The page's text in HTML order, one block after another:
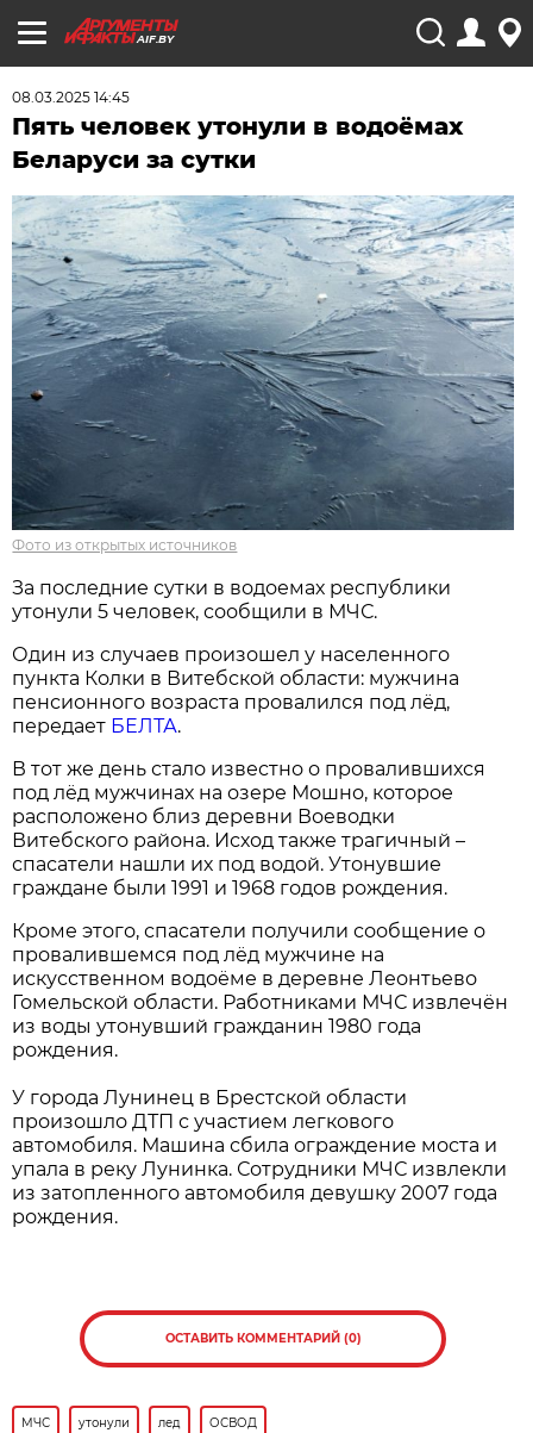
AIF.BY
08.03.2025 14:45
Пять человек утонули в водоёмах
Беларуси за сутки
Фото из открытых источников
За последние сутки в водоемах республики
утонули 5 человек, сообщили в МЧС.
Один из случаев произошел у населенного
пункта Колки в Витебской области: мужчина
пенсионного возраста провалился под лёд,
передает БЕЛТА.
В тот же день стало известно о провалившихся
под лёд мужчинах на озере Мошно, которое
расположено близ деревни Воеводки
Витебского района. Исход также трагичный –
спасатели нашли их под водой. Утонувшие
граждане были 1991 и 1968 годов рождения.
Кроме этого, спасатели получили сообщение о
провалившемся под лёд мужчине на
искусственном водоёме в деревне Леонтьево
Гомельской области. Работниками МЧС извлечён
из воды утонувший гражданин 1980 года
рождения.
У города Лунинец в Брестской области
произошло ДТП с участием легкового
автомобиля. Машина сбила ограждение моста и
упала в реку Лунинка. Сотрудники МЧС извлекли
из затопленного автомобиля девушку 2007 года
рождения.
ОСТАВИТЬ КОММЕНТАРИЙ (0)
МЧС утонули лед ОСВОД